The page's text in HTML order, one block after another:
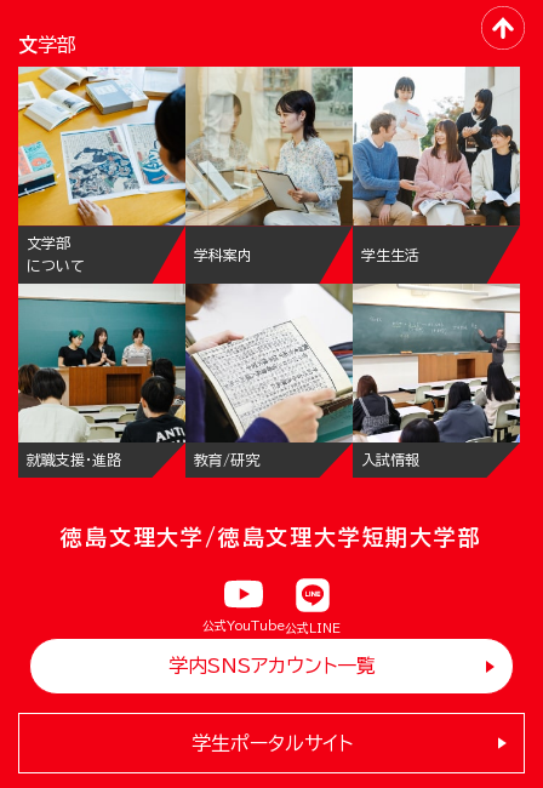
文学部
文学部
について
学科案内 学生生活
就職支援・進路 教育/研究 入試情報
徳島文理大学/徳島文理大学短期大学部
公式YouTube公式LINE
学内SNSアカウント一覧
学生ポータルサイト